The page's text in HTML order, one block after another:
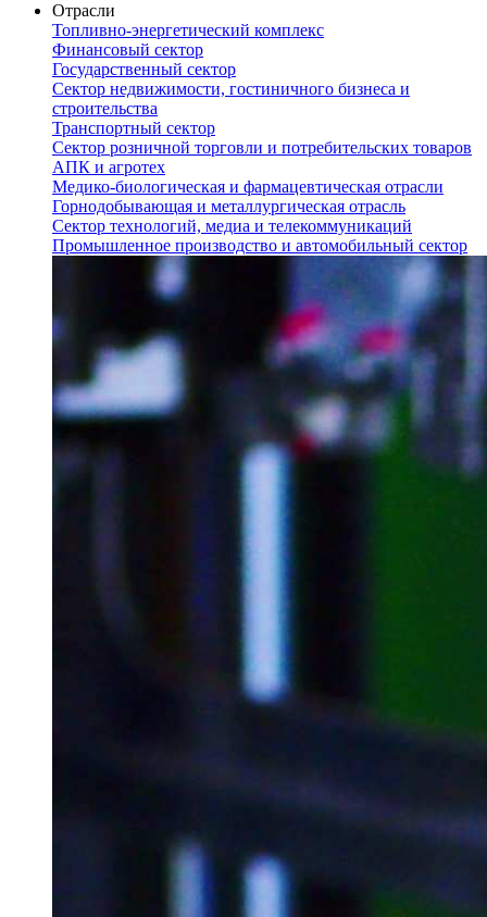
Отрасли
Топливно-энергетический комплекс
Финансовый сектор
Государственный сектор
Сектор недвижимости, гостиничного бизнеса и
строительства
Транспортный сектор
Сектор розничной торговли и потребительских товаров
АПК и агротех
Медико-биологическая и фармацевтическая отрасли
Горнодобывающая и металлургическая отрасль
Сектор технологий, медиа и телекоммуникаций
Промышленное производство и автомобильный сектор